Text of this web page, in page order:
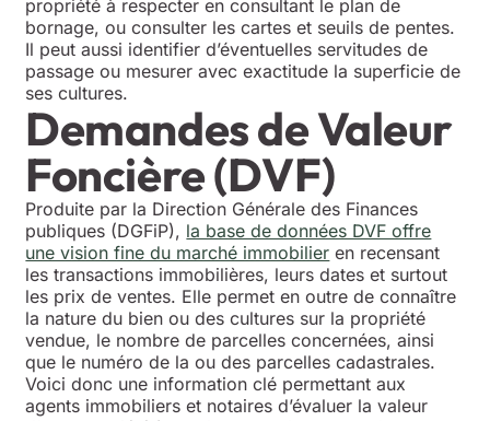
propriété à respecter en consultant le plan de
bornage, ou consulter les cartes et seuils de pentes.
Il peut aussi identifier d’éventuelles servitudes de
passage ou mesurer avec exactitude la superficie de
ses cultures.
Demandes de Valeur
Foncière (DVF)
Produite par la Direction Générale des Finances
publiques (DGFiP), la base de données DVF offre
une vision fine du marché immobilier en recensant
les transactions immobilières, leurs dates et surtout
les prix de ventes. Elle permet en outre de connaître
la nature du bien ou des cultures sur la propriété
vendue, le nombre de parcelles concernées, ainsi
que le numéro de la ou des parcelles cadastrales.
Voici donc une information clé permettant aux
agents immobiliers et notaires d’évaluer la valeur